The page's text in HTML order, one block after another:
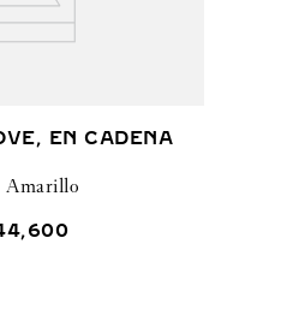
EN CADENA
Amarillo
,600